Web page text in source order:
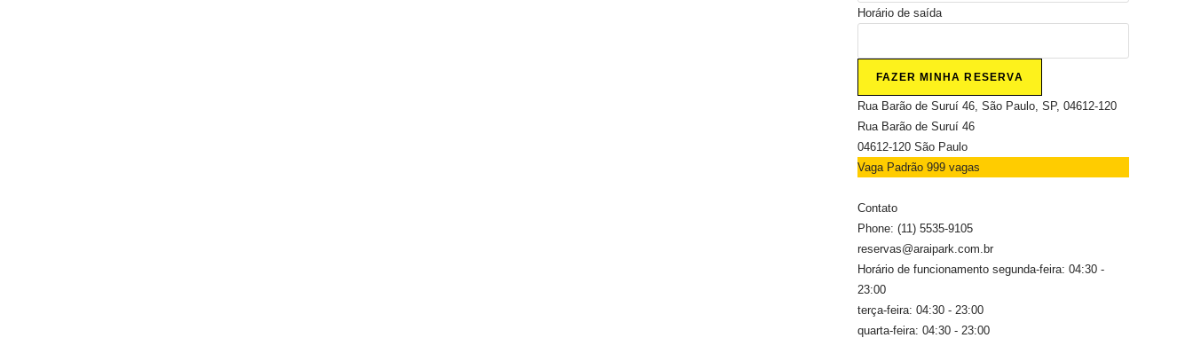
Horário de saída
Rua Barão de Suruí 46, São Paulo, SP, 04612-120
Rua Barão de Suruí 46
04612-120 São Paulo
Vaga Padrão 999 vagas
Contato
Phone: (11) 5535-9105
reservas@araipark.com.br
Horário de funcionamento segunda-feira: 04:30 -
23:00
terça-feira: 04:30 - 23:00
quarta-feira: 04:30 - 23:00